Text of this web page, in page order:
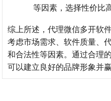
等因素，选择性价比
综上所述，代理微信多开软
考虑市场需求、软件质量、
和合法性等因素。通过合理
可以建立良好的品牌形象并